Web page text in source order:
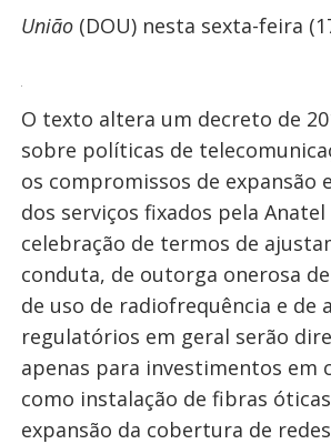
União(DOU) nesta sexta-feira
O texto altera um decreto de
sobre políticas de
os compromissos de expansão
dos serviços fixados pela
celebração de termos de
conduta, de outorga onerosa
de uso de radiofrequência e de
regulatórios em geral serão
apenas para investimentos em
como instalação de fibras
expansão da cobertura de